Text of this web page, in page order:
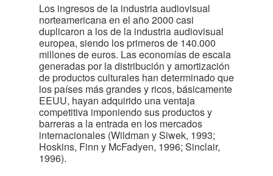
Los ingresos de la industria audiovisual
norteamericana en el año 2000 casi
duplicaron a los de la industria audiovisual
europea, siendo los primeros de 140.000
millones de euros. Las economías de escala
generadas por la distribución y amortización
de productos culturales han determinado que
los países más grandes y ricos, básicamente
EEUU, hayan adquirido una ventaja
competitiva imponiendo sus productos y
barreras a la entrada en los mercados
internacionales (Wildman y Siwek, 1993;
Hoskins, Finn y McFadyen, 1996; Sinclair,
1996).